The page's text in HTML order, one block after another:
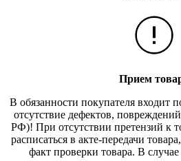
Прием
В обязанности покупателя входит
отсутствие дефектов,
РФ)! При отсутствии претензий к
расписаться в акте-передачи
факт проверки товара. В случае